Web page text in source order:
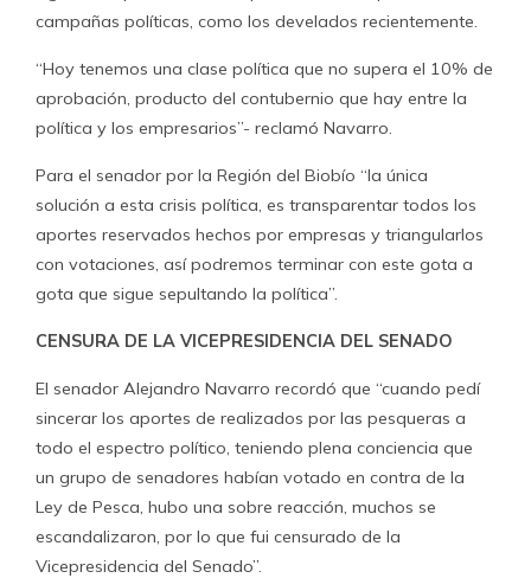
campañas políticas, como los develados recientemente.
“Hoy tenemos una clase política que no supera el 10% de
aprobación, producto del contubernio que hay entre la
política y los empresarios”- reclamó Navarro.
Para el senador por la Región del Biobío “la única
solución a esta crisis política, es transparentar todos los
aportes reservados hechos por empresas y triangularlos
con votaciones, así podremos terminar con este gota a
gota que sigue sepultando la política”.
CENSURA DE LA VICEPRESIDENCIA DEL SENADO
El senador Alejandro Navarro recordó que “cuando pedí
sincerar los aportes de realizados por las pesqueras a
todo el espectro político, teniendo plena conciencia que
un grupo de senadores habían votado en contra de la
Ley de Pesca, hubo una sobre reacción, muchos se
escandalizaron, por lo que fui censurado de la
Vicepresidencia del Senado”.